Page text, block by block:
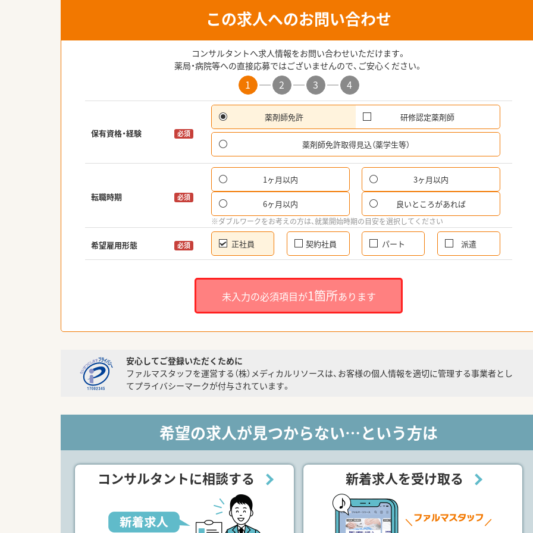
この求人へのお問い合わせ
コンサルタントへ求人情報をお問い合わせいただけます。
薬局・病院等への直接応募ではございませんので、ご安心ください。
1 2 3 4
保有資格・経験 必須
薬剤師免許 研修認定薬剤師
薬剤師免許取得見込（薬学生等）
転職時期 必須
1ヶ月以内 3ヶ月以内
6ヶ月以内 良いところがあれば
※ダブルワークをお考えの方は、就業開始時期の目安を選択してください
希望雇用形態 必須 正社員 契約社員 パート 派遣
未入力の必須項目が1箇所あります
安心してご登録いただくために
ファルマスタッフを運営する（株）メディカルリソースは、お客様の個人情報を適切に管理する事業者とし
てプライバシーマークが付与されています。
希望の求人が見つからない…という方は
コンサルタントに相談する 新着求人を受け取る